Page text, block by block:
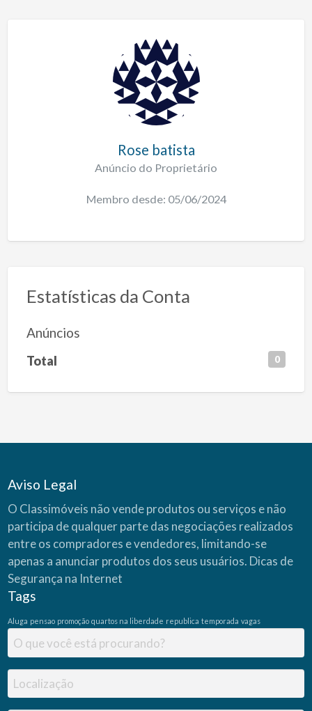
Rose batista
Anúncio do Proprietário
Membro desde: 05/06/2024
Estatísticas da Conta
Anúncios
Total 0
Aviso Legal
O Classimóveis não vende produtos ou serviços e não
participa de qualquer parte das negociações realizados
entre os compradores e vendedores, limitando-se
apenas a anunciar produtos dos seus usuários. Dicas de
Segurança na Internet
Tags
Aluga pensao promoção quartos na liberdade republica temporada vagas